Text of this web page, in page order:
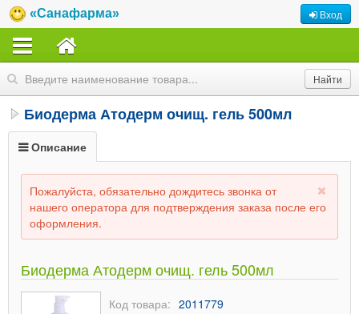
«Санафарма» Вход
Биодерма Атодерм очищ. гель 500мл
Описание
Пожалуйста, обязательно дождитесь звонка от
нашего оператора для подтверждения заказа после его
оформления.
Биодерма Атодерм очищ. гель 500мл
Код товара: 2011779